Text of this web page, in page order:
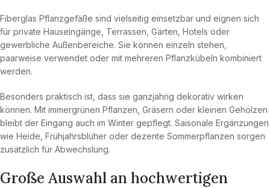
Fiberglas Pflanzgefäße sind vielseitig einsetzbar und eignen sich
für private Hauseingänge, Terrassen, Gärten, Hotels oder
gewerbliche Außenbereiche. Sie können einzeln stehen,
paarweise verwendet oder mit mehreren Pflanzkübeln kombiniert
werden.
Besonders praktisch ist, dass sie ganzjährig dekorativ wirken
können. Mit immergrünen Pflanzen, Gräsern oder kleinen Gehölzen
bleibt der Eingang auch im Winter gepflegt. Saisonale Ergänzungen
wie Heide, Frühjahrsblüher oder dezente Sommerpflanzen sorgen
zusätzlich für Abwechslung.
Große Auswahl an hochwertigen